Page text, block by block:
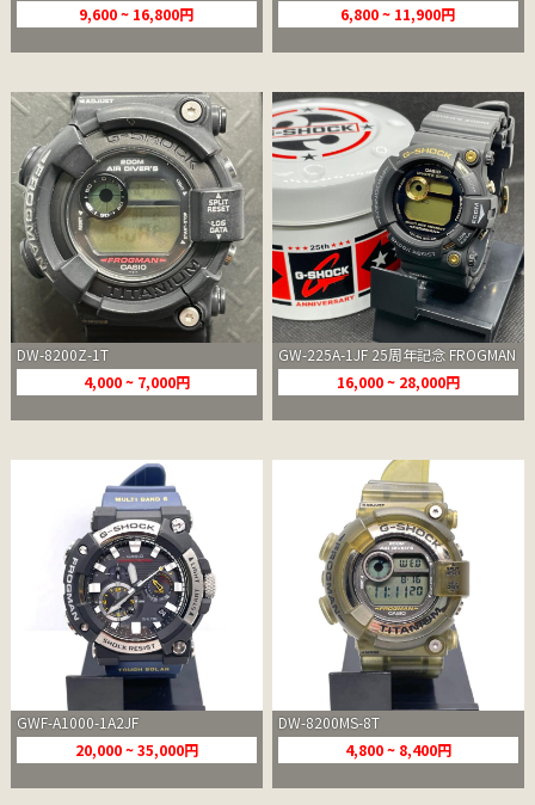
9,600 ~ 16,800円 6,800 ~ 11,900円
DW-8200Z-1T
4,000 ~ 7,000円
GW-225A-1JF 25周年記念 FROGMAN
16,000 ~ 28,000円
GWF-A1000-1A2JF
20,000 ~ 35,000円
DW-8200MS-8T
4,800 ~ 8,400円